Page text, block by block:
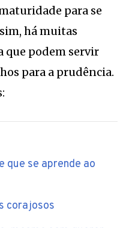
para se
há muitas
que podem servir
para a prudência.
que se aprende ao
corajosos